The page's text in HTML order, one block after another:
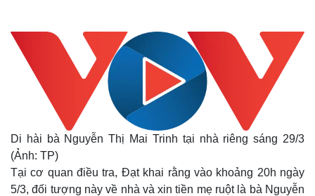
Di hài bà Nguyễn Thị Mai Trinh tại nhà riêng sáng 29/3
(Ảnh: TP)
Tại cơ quan điều tra, Đạt khai rằng vào khoảng 20h ngày
5/3, đối tượng này về nhà và xin tiền mẹ ruột là bà Nguyễn